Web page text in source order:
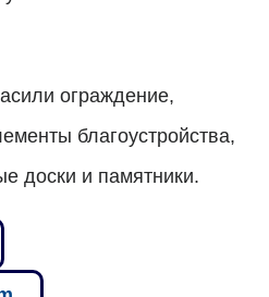
ограждение,
благоустройства,
доски и памятники.